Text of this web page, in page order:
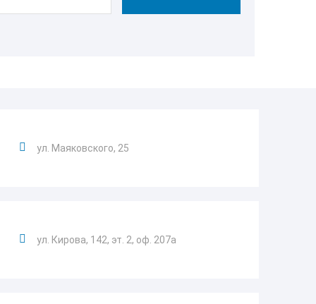
ул. Маяковского, 25
ул. Кирова, 142, эт. 2, оф. 207а